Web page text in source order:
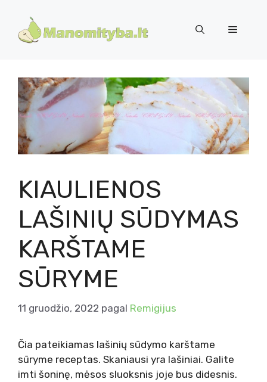
turinio
Meniu
KIAULIENOS
LAŠINIŲ SŪDYMAS
KARŠTAME
SŪRYME
11 gruodžio, 2022 pagal Remigijus
Čia pateikiamas lašinių sūdymo karštame
sūryme receptas. Skaniausi yra lašiniai. Galite
imti šoninę, mėsos sluoksnis joje bus didesnis.